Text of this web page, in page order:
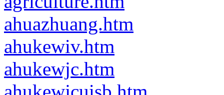
ahuazhuang.htm
ahukewiv.htm
ahukewjc.htm